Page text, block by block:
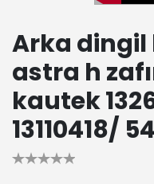
Arka
astra h
kautek
13110418/